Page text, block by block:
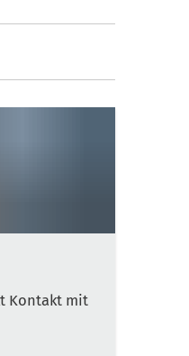
Kontakt mit